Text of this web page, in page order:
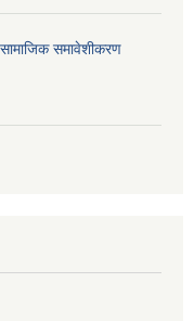
सामाजिक समावेशीकरण